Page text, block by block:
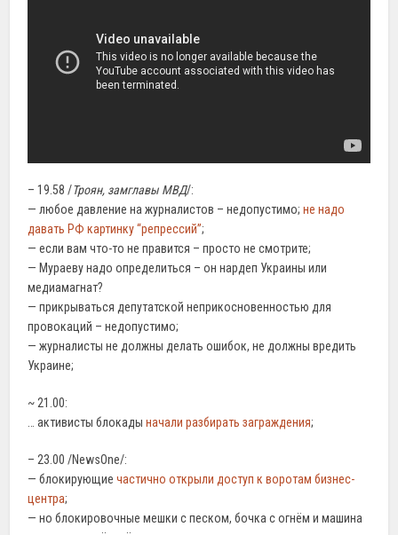
– 19.58 /Троян, замглавы МВД/:
— любое давление на журналистов – недопустимо;не надо
давать РФ картинку “репрессий”;
— если вам что-то не правится – просто не смотрите;
— Мураеву надо определиться – он нардеп Украины или
медиамагнат?
— прикрываться депутатской неприкосновенностью для
провокаций – недопустимо;
— журналисты не должны делать ошибок, не должны вредить
Украине;
~ 21.00:
… активисты блокадыначали разбирать заграждения;
– 23.00 /NewsOne/:
— блокирующиечастично открыли доступ к воротам бизнес-
центра;
— но блокировочные мешки с песком, бочка с огнём и машина